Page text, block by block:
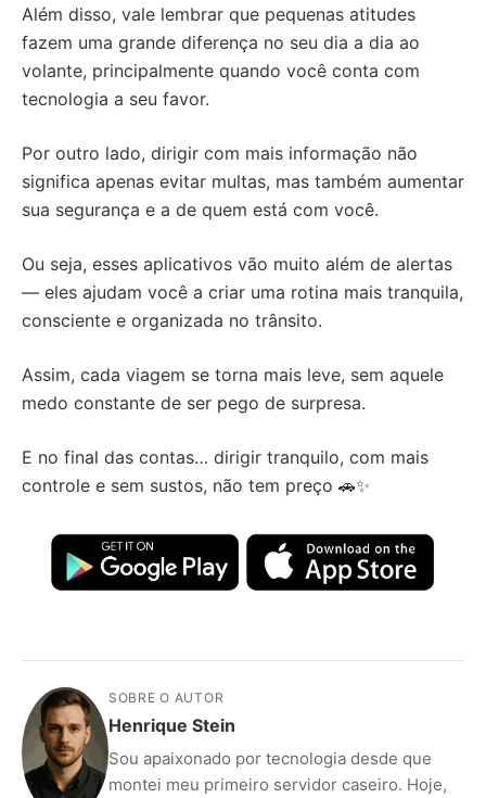
Além disso, vale lembrar que pequenas atitudes
fazem uma grande diferença no seu dia a dia ao
volante, principalmente quando você conta com
tecnologia a seu favor.
Por outro lado, dirigir com mais informação não
significa apenas evitar multas, mas também aumentar
sua segurança e a de quem está com você.
Ou seja, esses aplicativos vão muito além de alertas
— eles ajudam você a criar uma rotina mais tranquila,
consciente e organizada no trânsito.
Assim, cada viagem se torna mais leve, sem aquele
medo constante de ser pego de surpresa.
E no final das contas… dirigir tranquilo, com mais
controle e sem sustos, não tem preço 🚗✨
SOBRE O AUTOR
Henrique Stein
Sou apaixonado por tecnologia desde que
montei meu primeiro servidor caseiro. Hoje,